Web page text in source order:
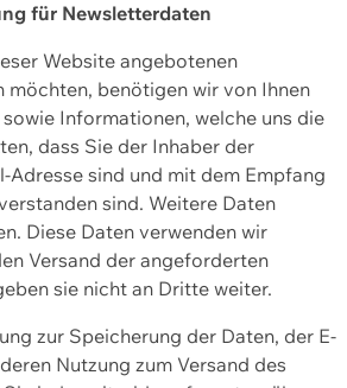
für Newsletterdaten
Website angebotenen
möchten, benötigen wir von Ihnen
Informationen, welche uns die
dass Sie der Inhaber der
Adresse sind und mit dem Empfang
sind. Weitere Daten
Diese Daten verwenden wir
Versand der angeforderten
sie nicht an Dritte weiter.
zur Speicherung der Daten, der E-
Nutzung zum Versand des